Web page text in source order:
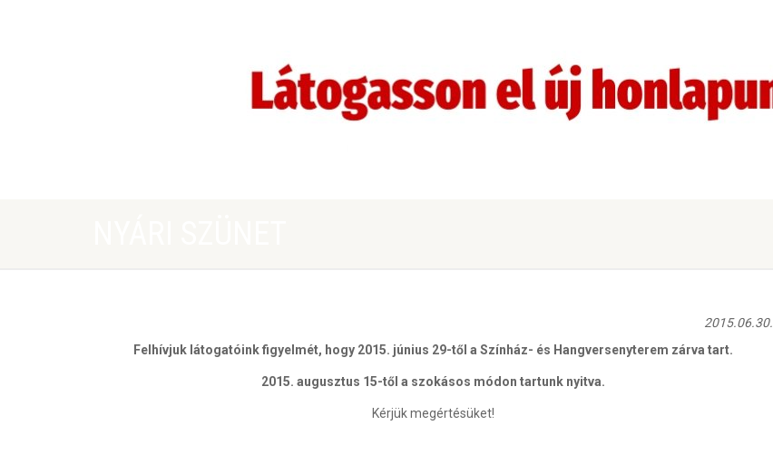
2015.06.30.
Felhívjuk látogatóink figyelmét, hogy 2015. június 29-től a Színház- és Hangversenyterem zárva tart.
2015. augusztus 15-től a szokásos módon tartunk nyitva.
Kérjük megértésüket!